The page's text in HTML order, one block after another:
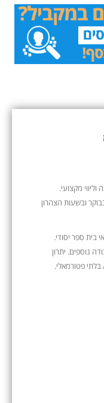
מקצועי.
ובשעות הצהרון
בית ספר יסודי.
נוספים. יתרון
פטורמאלי.